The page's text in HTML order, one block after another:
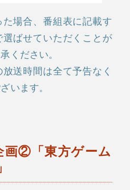
場合、番組表に記載す
選ばせていただくことが
ください。
送時間は全て予告なく
います。
画②「東方ゲーム